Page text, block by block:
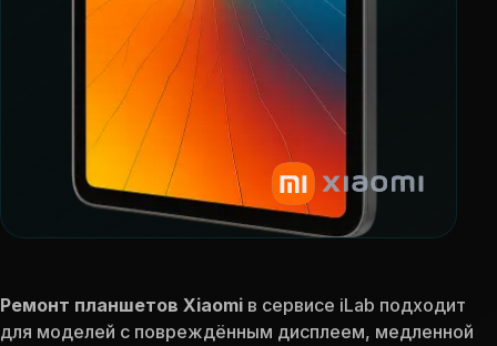
Ремонт планшетов Xiaomi в сервисе iLab подходит
для моделей с повреждённым дисплеем, медленной